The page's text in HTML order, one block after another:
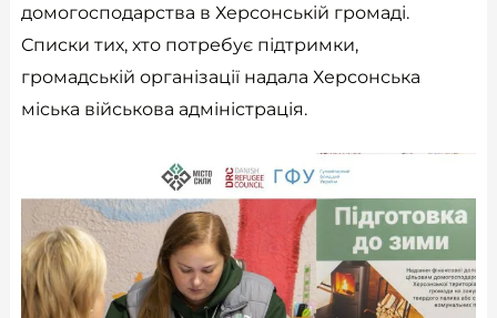
домогосподарства в Херсонській громаді.
Списки тих, хто потребує підтримки,
громадській організації надала Херсонська
міська військова адміністрація.